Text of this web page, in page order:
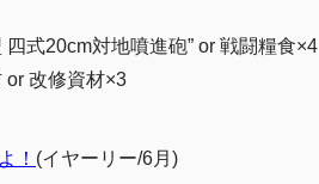
式20cm対地噴進砲” or 戦闘糧食×4
or 改修資材×3
！ (イヤーリー/6月)